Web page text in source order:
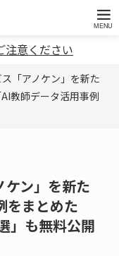
注意ください
「アノケン」を新た
教師データ活用事例
ケン」を新た
をまとめた
」も無料公開